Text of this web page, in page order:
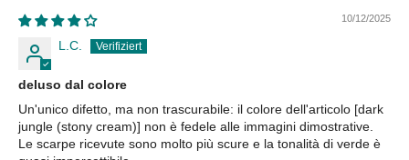
10/12/2025
L.C.
deluso dal colore
Un'unico difetto, ma non trascurabile: il colore dell'articolo [dark
jungle (stony cream)] non è fedele alle immagini dimostrative.
Le scarpe ricevute sono molto più scure e la tonalità di verde è